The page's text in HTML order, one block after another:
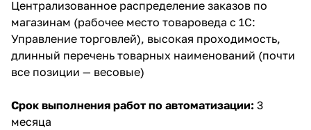
Централизованное распределение заказов по
магазинам (рабочее место товароведа с 1С:
Управление торговлей), высокая проходимость,
длинный перечень товарных наименований (почти
все позиции — весовые)
Срок выполнения работ по автоматизации: 3
месяца